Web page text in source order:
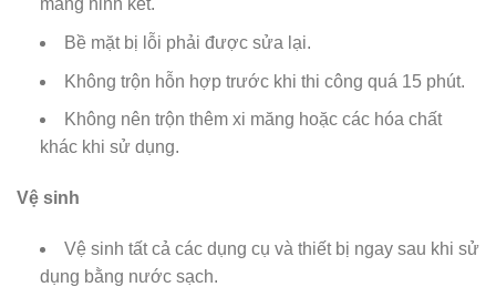
màng ninh kết.
Bề mặt bị lỗi phải được sửa lại.
Không trộn hỗn hợp trước khi thi công quá 15 phút.
Không nên trộn thêm xi măng hoặc các hóa chất
khác khi sử dụng.
Vệ sinh
Vệ sinh tất cả các dụng cụ và thiết bị ngay sau khi sử
dụng bằng nước sạch.